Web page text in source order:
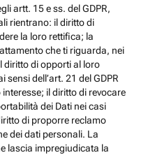
artt. 15 e ss. del GDPR,
rientrano: il diritto di
la loro rettifica; la
che ti riguarda, nei
diritto di opporti al loro
dell’art. 21 del GDPR
il diritto di revocare
dei Dati nei casi
di proporre reclamo
dei dati personali. La
lascia impregiudicata la